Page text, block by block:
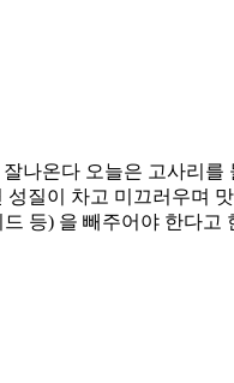
나온다 오늘은 고사리
질이 차고 미끄러우며
등) 을 빼주어야 한다고